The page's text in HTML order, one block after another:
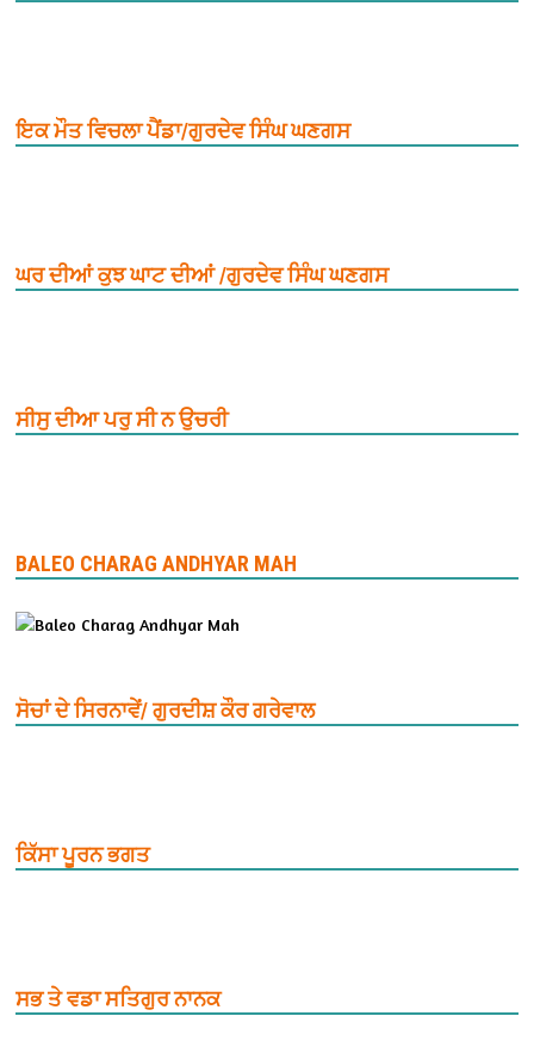
ਇਕ ਮੌਤ ਵਿਚਲਾ ਪੈਂਡਾ/ਗੁਰਦੇਵ ਸਿੰਘ ਘਣਗਸ
ਘਰ ਦੀਆਂ ਕੁਝ ਘਾਟ ਦੀਆਂ /ਗੁਰਦੇਵ ਸਿੰਘ ਘਣਗਸ
ਸੀਸੁ ਦੀਆ ਪਰੁ ਸੀ ਨ ਉਚਰੀ
BALEO CHARAG ANDHYAR MAH
ਸੋਚਾਂ ਦੇ ਸਿਰਨਾਵੇਂ/ ਗੁਰਦੀਸ਼ ਕੌਰ ਗਰੇਵਾਲ
ਕਿੱਸਾ ਪੂਰਨ ਭਗਤ
ਸਭ ਤੇ ਵਡਾ ਸਤਿਗੁਰ ਨਾਨਕ